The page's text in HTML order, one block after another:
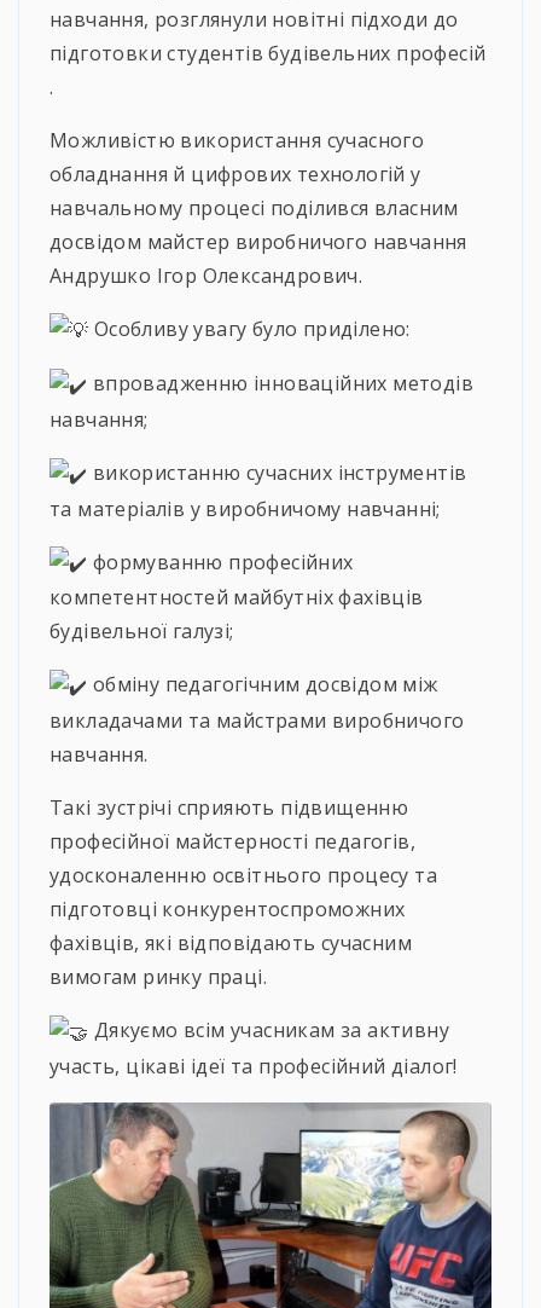
навчання, розглянули новітні підходи до
підготовки студентів будівельних професій
.
Можливістю використання сучасного
обладнання й цифрових технологій у
навчальному процесі поділився власним
досвідом майстер виробничого навчання
Андрушко Ігор Олександрович.
Особливу увагу було приділено:
впровадженню інноваційних методів
навчання;
використанню сучасних інструментів
та матеріалів у виробничому навчанні;
формуванню професійних
компетентностей майбутніх фахівців
будівельної галузі;
обміну педагогічним досвідом між
викладачами та майстрами виробничого
навчання.
Такі зустрічі сприяють підвищенню
професійної майстерності педагогів,
удосконаленню освітнього процесу та
підготовці конкурентоспроможних
фахівців, які відповідають сучасним
вимогам ринку праці.
Дякуємо всім учасникам за активну
участь, цікаві ідеї та професійний діалог!